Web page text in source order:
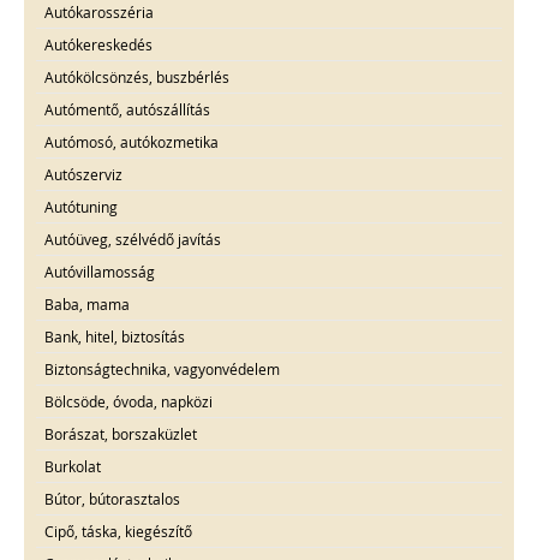
Autókarosszéria
Autókereskedés
Autókölcsönzés, buszbérlés
Autómentő, autószállítás
Autómosó, autókozmetika
Autószerviz
Autótuning
Autóüveg, szélvédő javítás
Autóvillamosság
Baba, mama
Bank, hitel, biztosítás
Biztonságtechnika, vagyonvédelem
Bölcsöde, óvoda, napközi
Borászat, borszaküzlet
Burkolat
Bútor, bútorasztalos
Cipő, táska, kiegészítő